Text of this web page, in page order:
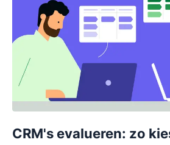
CRM's evalueren: zo